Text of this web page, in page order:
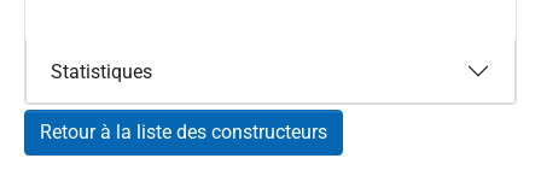
Statistiques
Retour à la liste des constructeurs